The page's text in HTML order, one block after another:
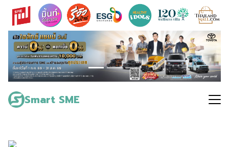
Skip
content
Smart SME
Search
for: